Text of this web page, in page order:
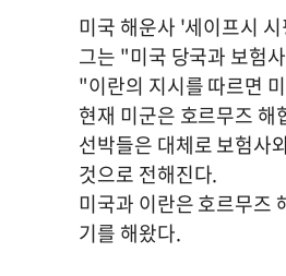
미국 해운사 '세이프시
그는 "미국 당국과 보험
"이란의 지시를 따르면
현재 미군은 호르무즈
선박들은 대체로 보험사
것으로 전해진다.
미국과 이란은 호르무즈
기를 해왔다.